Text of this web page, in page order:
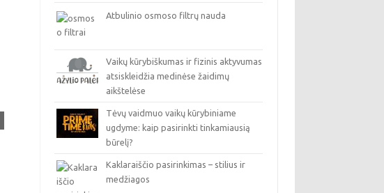
Atbulinio osmoso filtrų nauda
Vaikų kūrybiškumas ir fizinis aktyvumas
atsiskleidžia medinėse žaidimų
aikštelėse
Tėvų vaidmuo vaikų kūrybiniame
ugdyme: kaip pasirinkti tinkamiausią
būrelį?
Kaklaraiščio pasirinkimas – stilius ir
medžiagos